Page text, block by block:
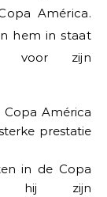
América.
hem in staat
voor zijn
Copa América
prestatie
in de Copa
hij zijn